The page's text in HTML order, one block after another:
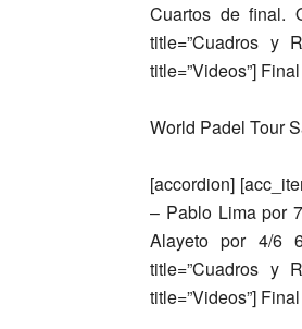
Cuartos de final.
title=”Cuadros y
title=”Videos”]
World Padel Tour
[accordion]
– Pablo Lima por
Alayeto por 4/6
title=”Cuadros y
title=”Videos”]